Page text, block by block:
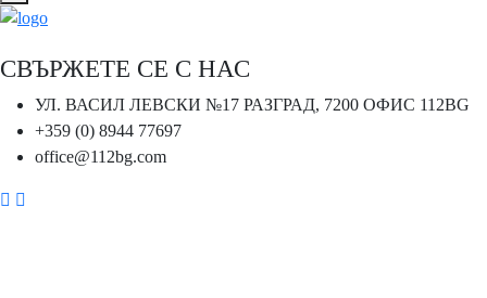
СВЪРЖЕТЕ СЕ С НАС
УЛ. ВАСИЛ ЛЕВСКИ №17 РАЗГРАД, 7200 ОФИС 112BG
+359 (0) 8944 77697
office@112bg.com